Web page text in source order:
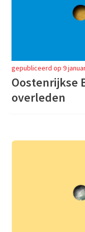
gepubliceerd op 9
Oostenrijkse
overleden